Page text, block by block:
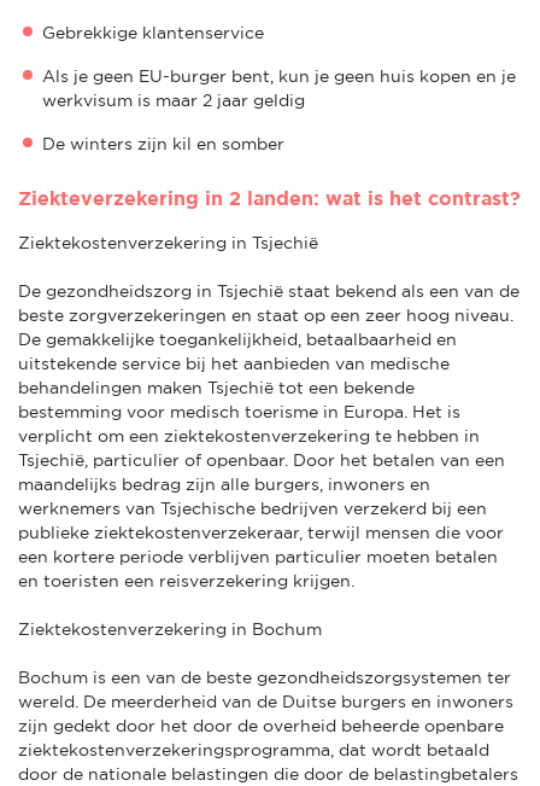
Gebrekkige klantenservice
Als je geen EU-burger bent, kun je geen huis kopen en je
werkvisum is maar 2 jaar geldig
De winters zijn kil en somber
Ziekteverzekering in 2 landen: wat is het contrast?
Ziektekostenverzekering in Tsjechië
De gezondheidszorg in Tsjechië staat bekend als een van de
beste zorgverzekeringen en staat op een zeer hoog niveau.
De gemakkelijke toegankelijkheid, betaalbaarheid en
uitstekende service bij het aanbieden van medische
behandelingen maken Tsjechië tot een bekende
bestemming voor medisch toerisme in Europa. Het is
verplicht om een ziektekostenverzekering te hebben in
Tsjechië, particulier of openbaar. Door het betalen van een
maandelijks bedrag zijn alle burgers, inwoners en
werknemers van Tsjechische bedrijven verzekerd bij een
publieke ziektekostenverzekeraar, terwijl mensen die voor
een kortere periode verblijven particulier moeten betalen
en toeristen een reisverzekering krijgen.
Ziektekostenverzekering in Bochum
Bochum is een van de beste gezondheidszorgsystemen ter
wereld. De meerderheid van de Duitse burgers en inwoners
zijn gedekt door het door de overheid beheerde openbare
ziektekostenverzekeringsprogramma, dat wordt betaald
door de nationale belastingen die door de belastingbetalers